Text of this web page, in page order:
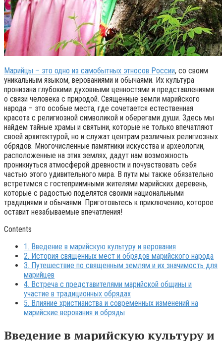
Марийцы – это одно из самобытных этносов России, со своим
уникальным языком, верованиями и обычаями. Их культура
пронизана глубокими духовными ценностями и представлениями
о связи человека с природой. Священные земли марийского
народа – это особые места, где сочетается естественная
красота с религиозной символикой и оберегами души. Здесь мы
найдем тайные храмы и святыни, которые не только впечатляют
своей архитектурой, но и служат центрам различных религиозных
обрядов. Многочисленные памятники искусства и археологии,
расположенные на этих землях, дадут нам возможность
проникнуться атмосферой древности и почувствовать себя
частью этого удивительного мира. В пути мы также обязательно
встретимся с гостеприимными жителями марийских деревень,
которые с радостью поделятся своими национальными
традициями и обычаями. Приготовьтесь к приключению, которое
оставит незабываемые впечатления!
Contents
1. Введение в марийскую культуру и верования
2. История священных мест и обрядов марийского народа
3. Путешествие по священным землям и их значимость для
марийцев
4. Встреча с представителями марийской общины и
участие в традиционных обрядах
5. Влияние христианства и современных изменений на
марийские верования и обряды
Введение в марийскую культуру и